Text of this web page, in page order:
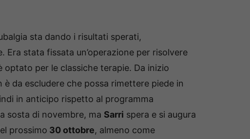
sta dando i risultati sperati,
stata fissata un’operazione per risolvere
optato per le classiche terapie. Da inizio
da escludere che possa rimettere piede in
in anticipo rispetto al programma
sosta di novembre, ma Sarri spera e si augura
prossimo 30 ottobre, almeno come